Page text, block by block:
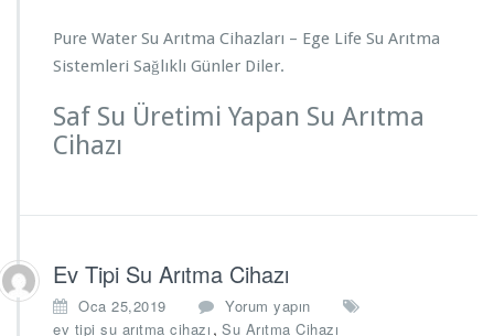
Pure Water Su Arıtma Cihazları – Ege Life Su Arıtma
Sistemleri Sağlıklı Günler Diler.
Saf Su Üretimi Yapan Su Arıtma
Cihazı
Ev Tipi Su Arıtma Cihazı
Oca 25,2019
Yorum yapın
ev tipi su arıtma cihazı , Su Arıtma Cihazı